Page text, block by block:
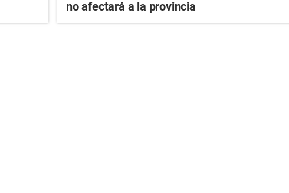
no afectará a la provincia